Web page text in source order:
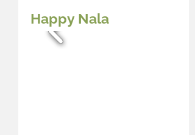
Happy Nala